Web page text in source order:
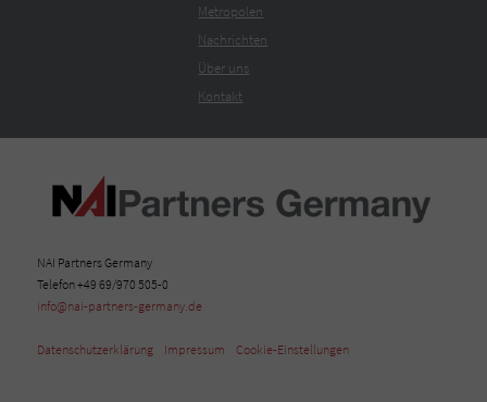
Metropolen
Nachrichten
Über uns
Kontakt
NAI Partners Germany
Telefon +49 69/970 505-0
info@nai-partners-germany.de
Datenschutzerklärung Impressum Cookie-Einstellungen